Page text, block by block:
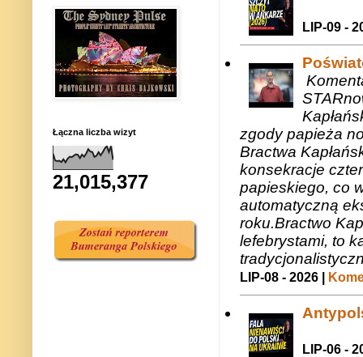
LIP-09 -
zgody papieża
Bractwa
konsekracje
papieskiego, co
automatyczną
roku.Bractwo
lefebrystami, to
LIP-08 - 2026 |
LIP-06 -
Łączna liczba wizyt
21,015,377